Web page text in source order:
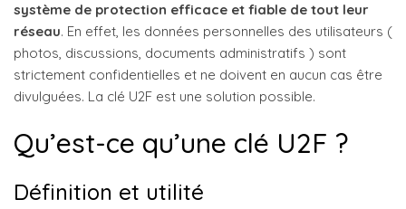
système de protection efficace et fiable de tout leur
réseau. En effet, les données personnelles des utilisateurs (
photos, discussions, documents administratifs ) sont
strictement confidentielles et ne doivent en aucun cas être
divulguées. La clé U2F est une solution possible.
Qu’est-ce qu’une clé U2F ?
Définition et utilité